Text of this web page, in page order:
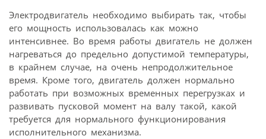
Электродвигатель необходимо выбирать так, чтобы
его мощность использовалась как можно
интенсивнее. Во время работы двигатель не должен
нагреваться до предельно допустимой температуры,
в крайнем случае, на очень непродолжительное
время. Кроме того, двигатель должен нормально
работать при возможных временных перегрузках и
развивать пусковой момент на валу такой, какой
требуется для нормального функционирования
исполнительного механизма.